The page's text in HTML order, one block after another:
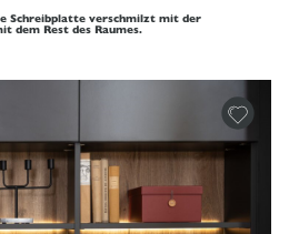
Schreibplatte verschmilzt mit der
dem Rest des Raumes.